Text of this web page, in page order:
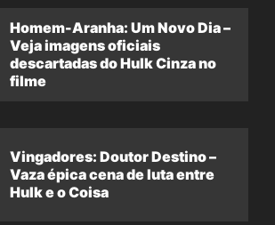
Homem-Aranha: Um Novo Dia –
Veja imagens oficiais
descartadas do Hulk Cinza no
filme
Vingadores: Doutor Destino –
Vaza épica cena de luta entre
Hulk e o Coisa